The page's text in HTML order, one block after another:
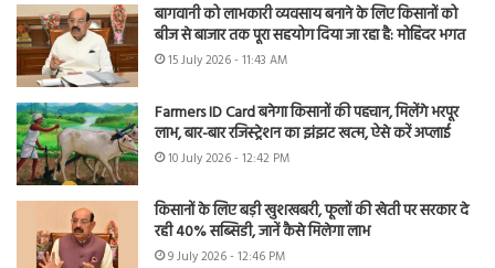
बागवानी को लाभकारी व्यवसाय बनाने के लिए किसानों को
बीज से बाजार तक पूरा सहयोग दिया जा रहा है: मोहिंदर भगत
15 July 2026 - 11:43 AM
Farmers ID Card बनेगा किसानों की पहचान, मिलेंगे भरपूर
लाभ, बार-बार रजिस्ट्रेशन का झंझट खत्म, ऐसे करें अप्लाई
10 July 2026 - 12:42 PM
किसानों के लिए बड़ी खुशखबरी, फूलों की खेती पर सरकार दे
रही 40% सब्सिडी, जानें कैसे मिलेगा लाभ
9 July 2026 - 12:46 PM